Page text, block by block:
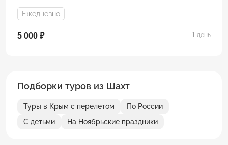
Ежедневно
5 000 ₽ 1 день
Подборки туров из Шахт
Туры в Крым с перелетом
По России
С детьми
На Ноябрьские праздники